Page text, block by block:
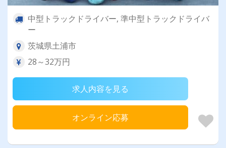
中型トラックドライバー, 準中型トラックドライバ
ー
茨城県土浦市
28～32万円
求人内容を見る
オンライン応募